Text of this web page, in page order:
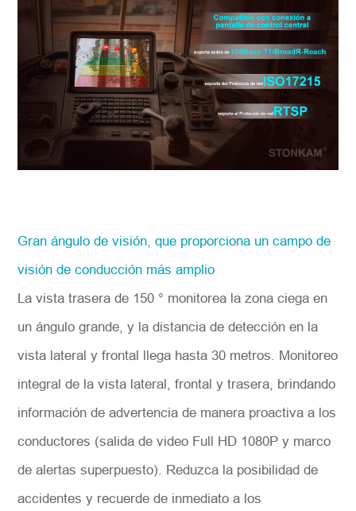
Gran ángulo de visión, que proporciona un campo de
visión de conducción más amplio
La vista trasera de 150 ° monitorea la zona ciega en
un ángulo grande, y la distancia de detección en la
vista lateral y frontal llega hasta 30 metros. Monitoreo
integral de la vista lateral, frontal y trasera, brindando
información de advertencia de manera proactiva a los
conductores (salida de video Full HD 1080P y marco
de alertas superpuesto). Reduzca la posibilidad de
accidentes y recuerde de inmediato a los